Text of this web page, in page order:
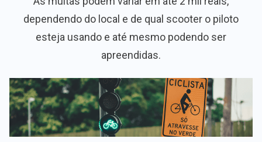
dependendo do local e de qual scooter o piloto
esteja usando e até mesmo podendo ser
apreendidas.